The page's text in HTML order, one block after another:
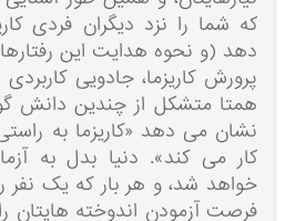
که شما را نزد دیگران فردی
دهد (و نحوه هدایت این
پرورش کاریزما، جادویی
همتا متشکل از چندین دانش
نشان می دهد «کاریزما به
کار می کند». دنیا بدل به
خواهد شد، و هر بار که یک نفر
فرصت آزمودن اندوخته هایتان